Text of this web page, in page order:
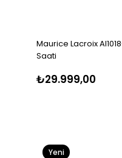
Maurice Lacroix
Saati
₺29.999,00
Yeni